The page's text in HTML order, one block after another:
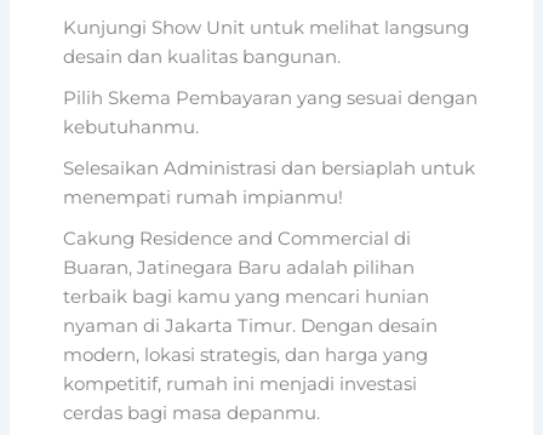
Kunjungi Show Unit untuk melihat langsung
desain dan kualitas bangunan.
Pilih Skema Pembayaran yang sesuai dengan
kebutuhanmu.
Selesaikan Administrasi dan bersiaplah untuk
menempati rumah impianmu!
Cakung Residence and Commercial di
Buaran, Jatinegara Baru adalah pilihan
terbaik bagi kamu yang mencari hunian
nyaman di Jakarta Timur. Dengan desain
modern, lokasi strategis, dan harga yang
kompetitif, rumah ini menjadi investasi
cerdas bagi masa depanmu.